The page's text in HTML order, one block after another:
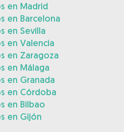
en Madrid
en Barcelona
en Sevilla
en Valencia
en Zaragoza
en Málaga
en Granada
en Córdoba
en Bilbao
en Gijón